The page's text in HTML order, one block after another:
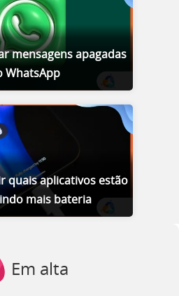
mensagens apagadas
WhatsApp
quais aplicativos estão
mais bateria
Em alta